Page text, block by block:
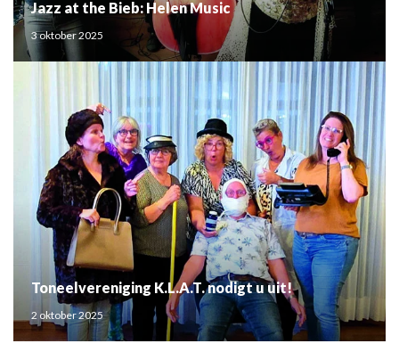
Jazz at the Bieb: Helen Music
3 oktober 2025
Toneelvereniging K.L.A.T. nodigt u uit!
2 oktober 2025